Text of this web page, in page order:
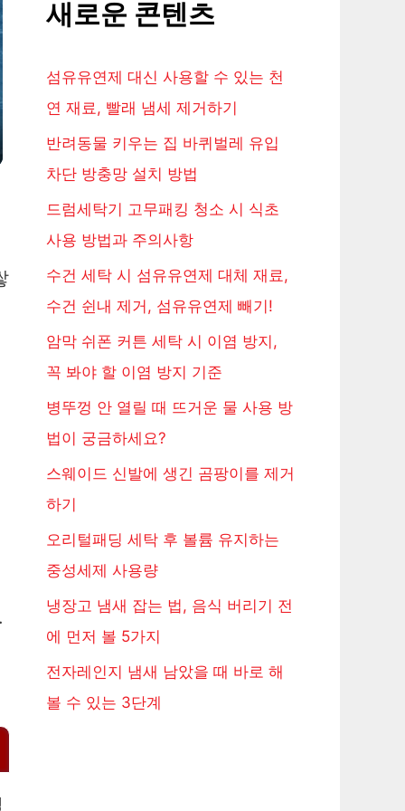
새로운 콘텐츠
섬유유연제 대신 사용할 수 있는 천
연 재료, 빨래 냄세 제거하기
반려동물 키우는 집 바퀴벌레 유입
차단 방충망 설치 방법
드럼세탁기 고무패킹 청소 시 식초
사용 방법과 주의사항
수건 세탁 시 섬유유연제 대체 재료,
수건 쉰내 제거, 섬유유연제 빼기!
암막 쉬폰 커튼 세탁 시 이염 방지,
꼭 봐야 할 이염 방지 기준
병뚜껑 안 열릴 때 뜨거운 물 사용 방
법이 궁금하세요?
스웨이드 신발에 생긴 곰팡이를 제거
하기
오리털패딩 세탁 후 볼륨 유지하는
중성세제 사용량
냉장고 냄새 잡는 법, 음식 버리기 전
에 먼저 볼 5가지
전자레인지 냄새 남았을 때 바로 해
볼 수 있는 3단계